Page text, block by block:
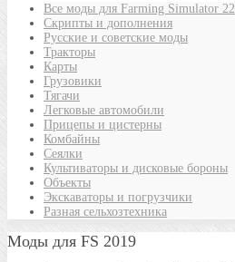
Все моды для Farming Simulator 22
Скрипты и дополнения
Русские и советские моды
Тракторы
Карты
Грузовики
Тягачи
Легковые автомобили
Прицепы и цистерны
Комбайны
Сеялки
Культиваторы и дисковые бороны
Объекты
Экскаваторы и погрузчики
Разная сельхозтехника
Моды для FS 2019